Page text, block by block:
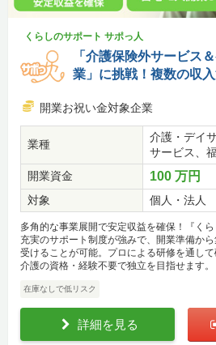
くらしのサポート サポっ人
「介護保険外サービス
業」に挑戦！複数の収
開業お祝い金対象企業
業種
介護・デイ
サービス、
開業資金
100 万円
対象 個人・法人
多角的な事業展開で安定収益を確保！『く
充実のサポート制度が強みで、開業準備か
受けることが可能。プロによる研修を通して
介護の資格・経験不要で独立を目指せます。
在庫なしで低リスク
詳細を見る